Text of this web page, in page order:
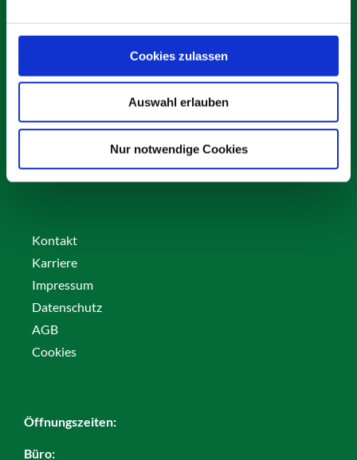
Cookies zulassen
Auswahl erlauben
Nur notwendige Cookies
Schäfer Verleihservice
Rudolf-Diesel-Ring 12
info@vs-schaefer.de
Tel: 08141 6254343
Fax:08141 6254359
Kontakt
Karriere
Impressum
Datenschutz
AGB
Cookies
Öffnungszeiten:
Büro: